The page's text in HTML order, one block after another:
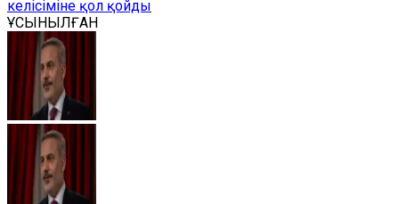
келісіміне қол қойды
ҰСЫНЫЛҒАН